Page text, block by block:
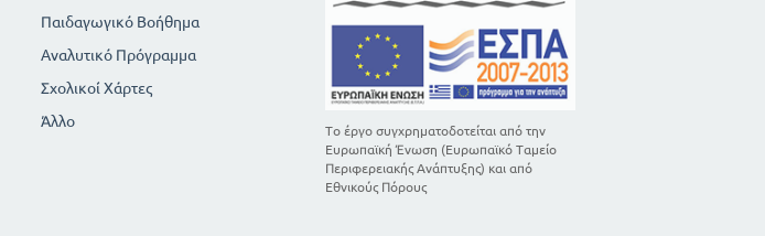
Παιδαγωγικό Βοήθημα
Αναλυτικό Πρόγραμμα
Σχολικοί Χάρτες
Άλλο
Το έργο συγχρηματοδοτείται από την
Ευρωπαϊκή Ένωση (Ευρωπαϊκό Ταμείο
Περιφερειακής Ανάπτυξης) και από
Εθνικούς Πόρους